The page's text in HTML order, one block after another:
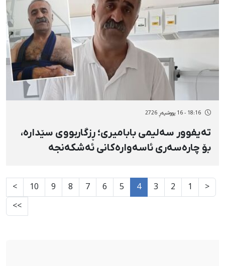
18:16 - 16 پووشپەڕ 2726
تەیفوور سەلیمی بابامیری؛ ڕزگاربووی سێدارە،
بۆ چارەسەری ئاسەوارەکانی ئەشکەنجە
<
1
2
3
4
5
6
7
8
9
10
>
>>